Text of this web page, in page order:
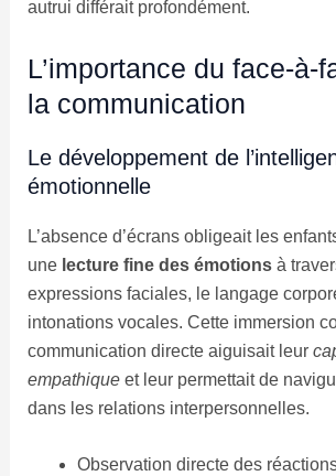
autrui différait profondément.
L’importance du face-à-
la communication
Le développement de
émotionnelle
L’absence d’écrans obligeait les
une lecture fine des émotionsà
expressions faciales, le langage
intonations vocales. Cette immersion
communication directe aiguisait leur
empathiqueet leur permettait de
dans les relations interpersonnelles.
Observation directe des